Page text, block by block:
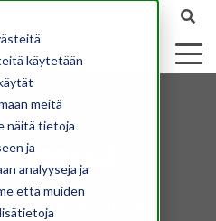
käytetään
meitä
näitä tietoja
ja
analyyseja ja
että muiden